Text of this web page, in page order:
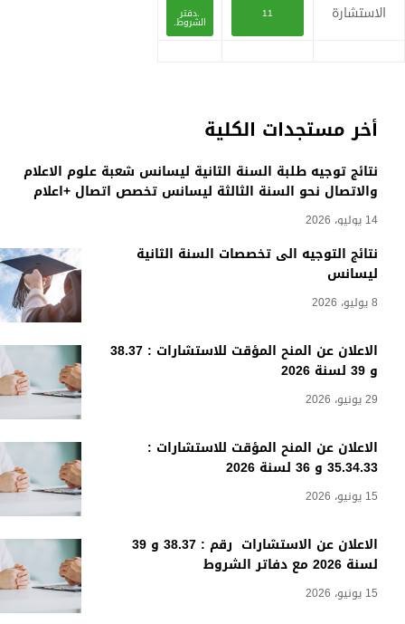
أخر مستجدات الكلية
نتائج توجيه طلبة السنة الثانية ليسانس شعبة علوم الاعلام
والاتصال نحو السنة الثالثة ليسانس تخصص اتصال +اعلام
14 يوليو، 2026
نتائج التوجيه الى تخصصات السنة الثانية
ليسانس
8 يوليو، 2026
الاعلان عن المنح المؤقت للاستشارات : 38.37
و 39 لسنة 2026
29 يونيو، 2026
الاعلان عن المنح المؤقت للاستشارات :
35.34.33 و 36 لسنة 2026
15 يونيو، 2026
الاعلان عن الاستشارات رقم : 38.37 و 39
لسنة 2026 مع دفاتر الشروط
15 يونيو، 2026
الاستشارة 11 .دفتر
الشروط.